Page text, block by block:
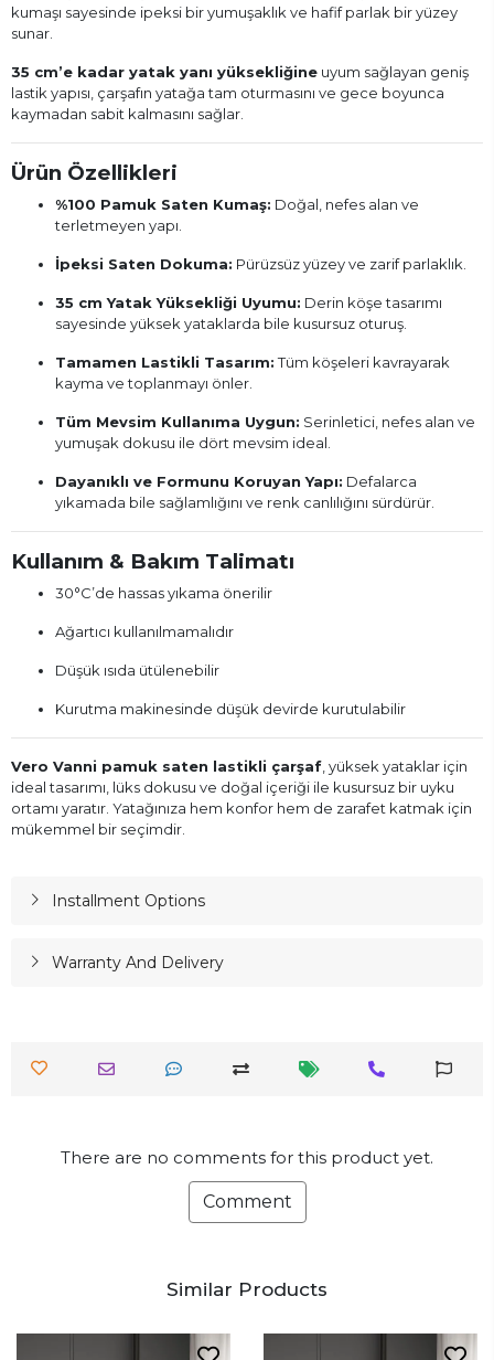
kumaşı sayesinde ipeksi bir yumuşaklık ve hafif parlak bir yüzey
sunar.
35 cm’e kadar yatak yanı yüksekliğine uyum sağlayan geniş
lastik yapısı, çarşafın yatağa tam oturmasını ve gece boyunca
kaymadan sabit kalmasını sağlar.
Ürün Özellikleri
%100 Pamuk Saten Kumaş: Doğal, nefes alan ve
terletmeyen yapı.
İpeksi Saten Dokuma: Pürüzsüz yüzey ve zarif parlaklık.
35 cm Yatak Yüksekliği Uyumu: Derin köşe tasarımı
sayesinde yüksek yataklarda bile kusursuz oturuş.
Tamamen Lastikli Tasarım:Tüm köşeleri kavrayarak
kayma ve toplanmayı önler.
Tüm Mevsim Kullanıma Uygun: Serinletici, nefes alan ve
yumuşak dokusu ile dört mevsim ideal.
Dayanıklı ve Formunu Koruyan Yapı: Defalarca
yıkamada bile sağlamlığını ve renk canlılığını sürdürür.
Kullanım & Bakım Talimatı
30°C’de hassas yıkama önerilir
Ağartıcı kullanılmamalıdır
Düşük ısıda ütülenebilir
Kurutma makinesinde düşük devirde kurutulabilir
Vero Vanni pamuk saten lastikli çarşaf , yüksek yataklar için
ideal tasarımı, lüks dokusu ve doğal içeriği ile kusursuz bir uyku
ortamı yaratır. Yatağınıza hem konfor hem de zarafet katmak için
mükemmel bir seçimdir.
Installment Options
Warranty And Delivery
There are no comments for this product yet.
Comment
Similar Products